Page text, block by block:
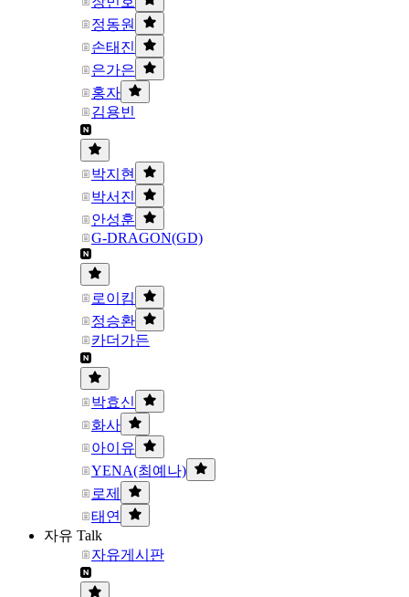
정동원
손태진
은가은
홍자
김용빈
박지현
박서진
안성훈
G-DRAGON(GD)
로이킴
정승환
카더가든
박효신
화사
아이유
YENA(최예나)
로제
태연
자유 Talk
자유게시판